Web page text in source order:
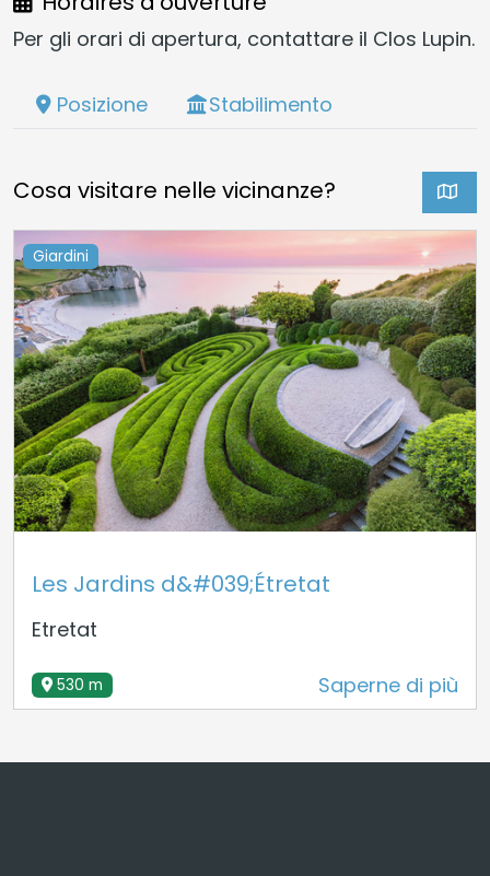
Per gli orari di apertura, contattare il Clos Lupin.
Posizione Stabilimento
Cosa visitare nelle vicinanze?
Giardini
Les Jardins d&#039;Étretat
Etretat
530 m Saperne di più